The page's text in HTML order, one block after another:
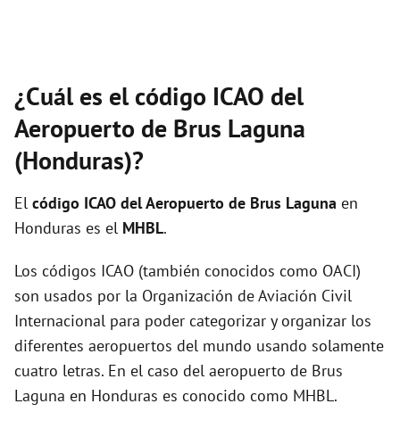
¿Cuál es el código ICAO del
Aeropuerto de Brus Laguna
(Honduras)?
El código ICAO delAeropuerto de Brus Laguna en
Honduras es el MHBL.
Los códigos ICAO (también conocidos como OACI)
son usados por la Organización de Aviación Civil
Internacional para poder categorizar y organizar los
diferentes aeropuertos del mundo usando solamente
cuatro letras. En el caso del aeropuerto de Brus
Laguna en Honduras es conocido como MHBL.